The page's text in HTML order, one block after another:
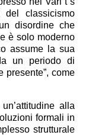
del classicismo
disordine che
è solo moderno
assume la sua
un periodo di
presente”, come
alla
formali in
strutturale